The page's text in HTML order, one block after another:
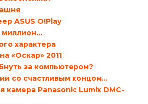
ASUS O!Play
миллион…
характера
«Оскар» 2011
за компьютером?
со счастливым концом...
камера Panasonic Lumix DMC-